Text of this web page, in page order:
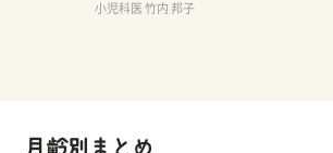
小児科医 竹内 邦子